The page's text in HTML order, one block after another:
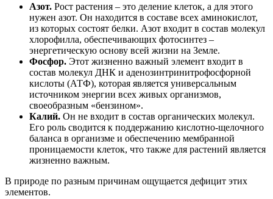
Азот. Рост растения – это деление клеток, а для этого
нужен азот. Он находится в составе всех аминокислот,
из которых состоят белки. Азот входит в состав молекул
хлорофилла, обеспечивающих фотосинтез –
энергетическую основу всей жизни на Земле.
Фосфор. Этот жизненно важный элемент входит в
состав молекул ДНК и аденозинтринитрофосфорной
кислоты (АТФ), которая является универсальным
источником энергии всех живых организмов,
своеобразным «бензином».
Калий. Он не входит в состав органических молекул.
Его роль сводится к поддержанию кислотно-щелочного
баланса в организме и обеспечению мембранной
проницаемости клеток, что также для растений является
жизненно важным.
В природе по разным причинам ощущается дефицит этих
элементов.